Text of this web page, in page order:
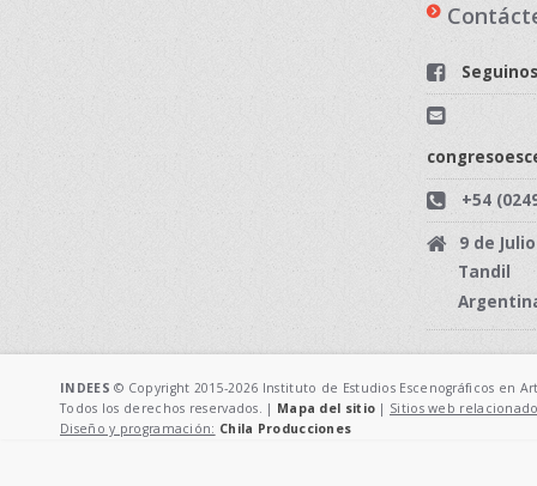
+54
9 de
Tandil
INDEES © Copyright 2015-2026 Instituto de Estudios Escenográficos en
Todos los derechos reservados. | Mapa del sitio | Sitios web
Diseño y programación: Chila Producciones